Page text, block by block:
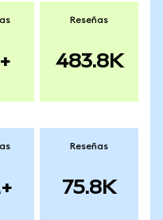
Reseñas
483.8K
Reseñas
75.8K